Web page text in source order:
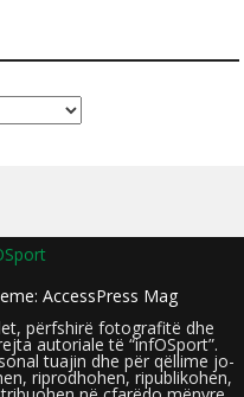
AccessPress Mag
përfshirë fotografitë dhe
autoriale të “infOSport”.
tuajin dhe për qëllime jo-
riprodhohen, ripublikohen,